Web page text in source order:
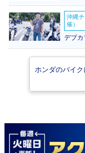
2020年 CrossCub
110 くまモンバー
ジョン・特別・限定
仕様
仕様
沖縄
催）
デブカ
ホンダのバイ